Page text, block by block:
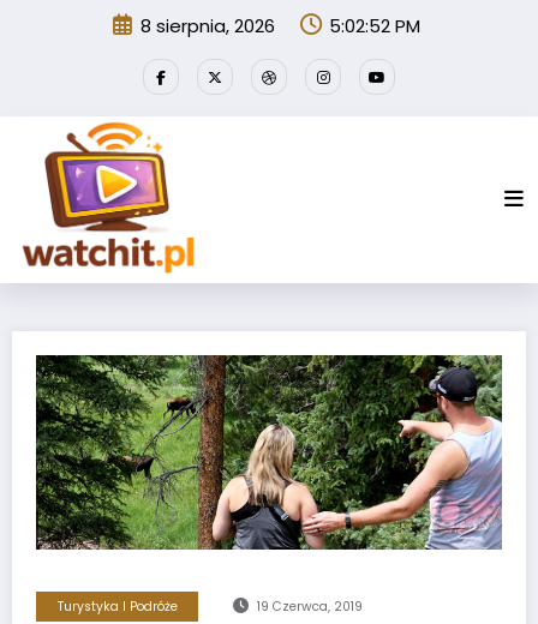
8 sierpnia, 2026 5:02:52 PM
Turystyka I Podróże 19 Czerwca, 2019